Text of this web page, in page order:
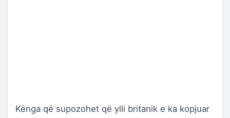
Kënga që supozohet që ylli britanik e ka kopjuar